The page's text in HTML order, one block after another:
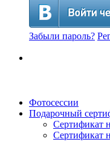
Забыли пароль?
Фотосессии
Подарочный
Сертификат
Сертификат